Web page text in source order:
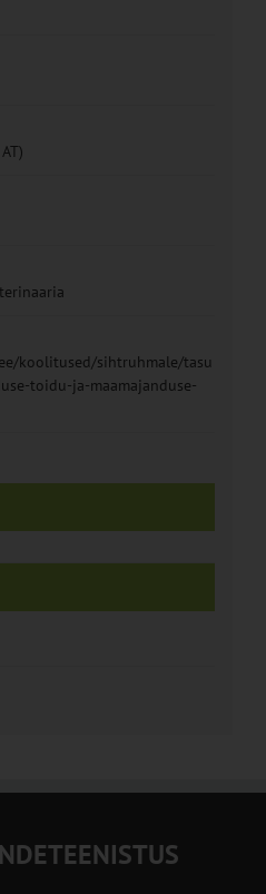
koolitused/sihtruhmale/tasu
toidu-ja-maamajanduse-